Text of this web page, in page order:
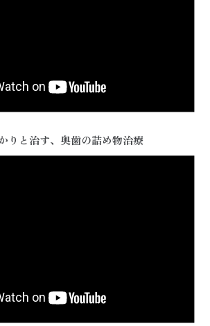
りと治す、奥歯の詰め物治療